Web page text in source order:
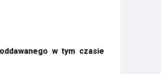
w tym czasie